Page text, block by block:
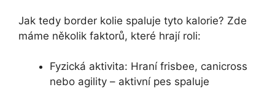
Jak tedy border kolie spaluje tyto kalorie? Zde
máme několik faktorů, které hrají roli:
Fyzická aktivita: Hraní frisbee, canicross
nebo agility – aktivní pes spaluje